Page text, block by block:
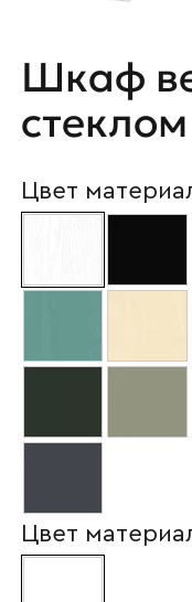
Шкаф
Цвет
Цвет